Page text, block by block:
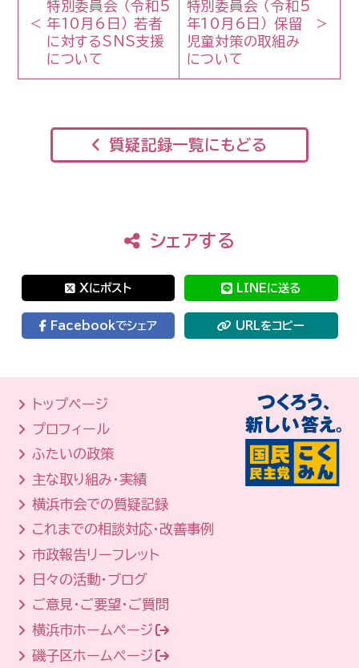
特別委員会 （令和5
年10月6日） 若者
に対するSNS支援
について
特別委員会 （令和5
年10月6日） 保留
児童対策の取組み
について
質疑記録一覧にもどる
シェアする
Xにポスト LINEに送る
Facebookでシェア URLをコピー
トップページ
プロフィール
ふたいの政策
主な取り組み・実績
横浜市会での質疑記録
これまでの相談対応・改善事例
市政報告リーフレット
日々の活動・ブログ
ご意見・ご要望・ご質問
横浜市ホームページ
磯子区ホームページ